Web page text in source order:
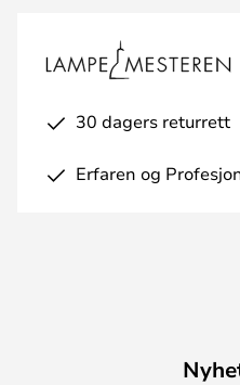
30 dagers returrett
Erfaren og